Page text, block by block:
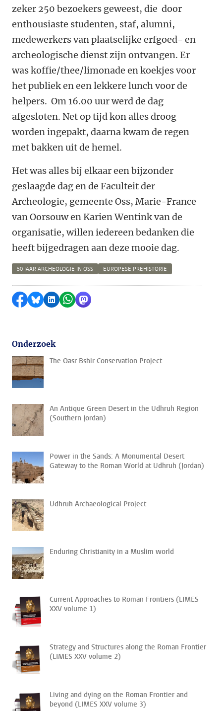
zeker 250 bezoekers geweest, die door
enthousiaste studenten, staf, alumni,
medewerkers van plaatselijke erfgoed- en
archeologische dienst zijn ontvangen. Er
was koffie/thee/limonade en koekjes voor
het publiek en een lekkere lunch voor de
helpers. Om 16.00 uur werd de dag
afgesloten. Net op tijd kon alles droog
worden ingepakt, daarna kwam de regen
met bakken uit de hemel.
Het was alles bij elkaar een bijzonder
geslaagde dag en de Faculteit der
Archeologie, gemeente Oss, Marie-France
van Oorsouw en Karien Wentink van de
organisatie, willen iedereen bedanken die
heeft bijgedragen aan deze mooie dag.
50 JAAR ARCHEOLOGIE IN OSS EUROPESE PREHISTORIE
Delen op Facebook
Delen via Bluesky
Delen op LinkedIn
Delen via WhatsApp
Delen via Mastodon
Onderzoek
The Qasr Bshir Conservation Project
An Antique Green Desert in the Udhruh Region
(Southern Jordan)
Power in the Sands: A Monumental Desert
Gateway to the Roman World at Udhruh (Jordan)
Udhruh Archaeological Project
Enduring Christianity in a Muslim world
Current Approaches to Roman Frontiers (LIMES
XXV volume 1)
Strategy and Structures along the Roman Frontier
(LIMES XXV volume 2)
Living and dying on the Roman Frontier and
beyond (LIMES XXV volume 3)